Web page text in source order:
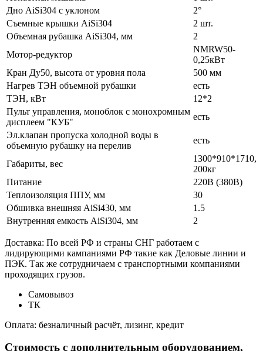
Дно AiSi304 с уклоном
2°
Съемные крышки AiSi304
2 шт.
Объемная рубашка AiSi304, мм
2
Мотор-редуктор
NMRW50-
0,25кВт
Кран Ду50, высота от уровня пола
500 мм
Нагрев ТЭН объемной рубашки
есть
ТЭН, кВт
12*2
Пульт управления, моноблок с монохромным
дисплеем "КУБ"
есть
Эл.клапан пропуска холодной воды в
объемную рубашку на перелив
есть
Габариты, вес
1300*910*1710,
200кг
Питание
220В (380В)
Теплоизоляция ППУ, мм
30
Обшивка внешняя AiSi430, мм
1.5
Внутренняя емкость AiSi304, мм
2
Доставка: По всей РФ и страны СНГ работаем с
лидирующими кампаниями РФ такие как Деловые линии и
ПЭК. Так же сотрудничаем с транспортными компаниями
проходящих грузов.
Самовывоз
ТК
Оплата: безналичный расчёт, лизинг, кредит
Стоимость с дополнительным оборудованием,